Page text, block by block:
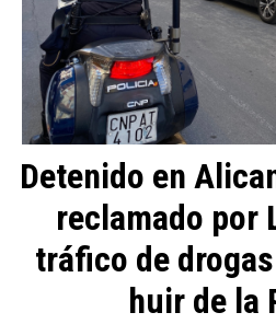
Detenido en
reclamado por
tráfico de
huir de la